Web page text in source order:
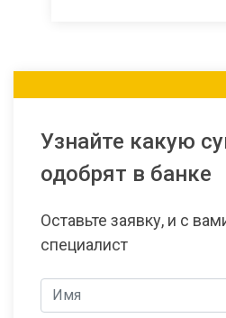
Узнайте какую
одобрят в банке
Оставьте заявку, и с
специалист